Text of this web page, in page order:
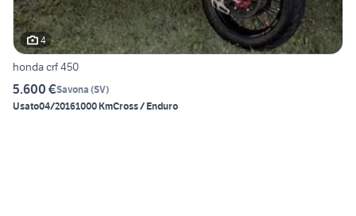
4
honda crf 450
5.600 €Savona (SV)
Usato04/20161000 KmCross / Enduro